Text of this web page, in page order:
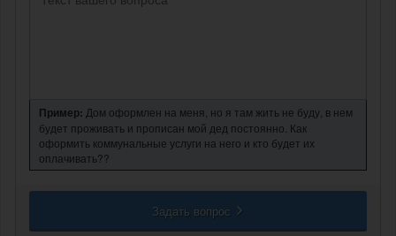
Пример: Дом оформлен на меня, но я там жить не буду, в нем
будет проживать и прописан мой дед постоянно. Как
оформить коммунальные услуги на него и кто будет их
оплачивать??
Задать вопрос